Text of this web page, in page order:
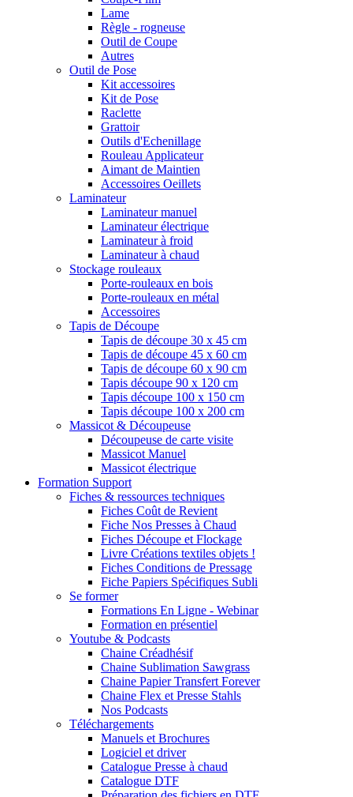
Lame
Règle - rogneuse
Outil de Coupe
Autres
Outil de Pose
Kit accessoires
Kit de Pose
Raclette
Grattoir
Outils d'Echenillage
Rouleau Applicateur
Aimant de Maintien
Accessoires Oeillets
Laminateur
Laminateur manuel
Laminateur électrique
Laminateur à froid
Laminateur à chaud
Stockage rouleaux
Porte-rouleaux en bois
Porte-rouleaux en métal
Accessoires
Tapis de Découpe
Tapis de découpe 30 x 45 cm
Tapis de découpe 45 x 60 cm
Tapis de découpe 60 x 90 cm
Tapis découpe 90 x 120 cm
Tapis découpe 100 x 150 cm
Tapis découpe 100 x 200 cm
Massicot & Découpeuse
Découpeuse de carte visite
Massicot Manuel
Massicot électrique
Formation Support
Fiches & ressources techniques
Fiches Coût de Revient
Fiche Nos Presses à Chaud
Fiches Découpe et Flockage
Livre Créations textiles objets !
Fiches Conditions de Pressage
Fiche Papiers Spécifiques Subli
Se former
Formations En Ligne - Webinar
Formation en présentiel
Youtube & Podcasts
Chaine Créadhésif
Chaine Sublimation Sawgrass
Chaine Papier Transfert Forever
Chaine Flex et Presse Stahls
Nos Podcasts
Téléchargements
Manuels et Brochures
Logiciel et driver
Catalogue Presse à chaud
Catalogue DTF